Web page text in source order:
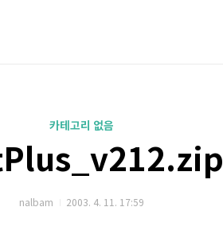
카테고리 없음
nalbam 2003. 4. 11. 17:59